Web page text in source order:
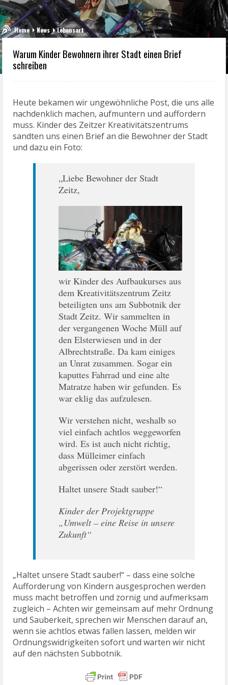
Home News Lebensart
Warum Kinder Bewohnern ihrer Stadt einen Brief
schreiben
Heute bekamen wir ungewöhnliche Post, die uns alle
nachdenklich machen, aufmuntern und auffordern
muss. Kinder des Zeitzer Kreativitätszentrums
sandten uns einen Brief an die Bewohner der Stadt
und dazu ein Foto:
„Liebe Bewohner der Stadt
Zeitz,
wir Kinder des Aufbaukurses aus
dem Kreativitätszentrum Zeitz
beteiligten uns am Subbotnik der
Stadt Zeitz. Wir sammelten in
der vergangenen Woche Müll auf
den Elsterwiesen und in der
Albrechtstraße. Da kam einiges
an Unrat zusammen. Sogar ein
kaputtes Fahrrad und eine alte
Matratze haben wir gefunden. Es
war eklig das aufzulesen.
Wir verstehen nicht, weshalb so
viel einfach achtlos weggeworfen
wird. Es ist auch nicht richtig,
dass Mülleimer einfach
abgerissen oder zerstört werden.
Haltet unsere Stadt sauber!“
Kinder der Projektgruppe
„Umwelt – eine Reise in unsere
Zukunft“
„Haltet unsere Stadt sauber!“ – dass eine solche
Aufforderung von Kindern ausgesprochen werden
muss macht betroffen und zornig und aufmerksam
zugleich – Achten wir gemeinsam auf mehr Ordnung
und Sauberkeit, sprechen wir Menschen darauf an,
wenn sie achtlos etwas fallen lassen, melden wir
Ordnungswidrigkeiten sofort und warten wir nicht
auf den nächsten Subbotnik.